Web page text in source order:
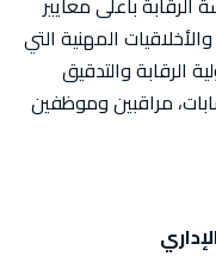
المهنية التي
الرقابة والتدقيق
مراقبين وموظفين